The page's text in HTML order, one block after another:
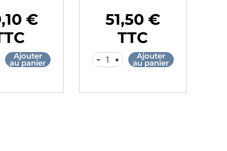
€
Ajouter
au panier
51,50 €
TTC
- + Ajouter
au panier